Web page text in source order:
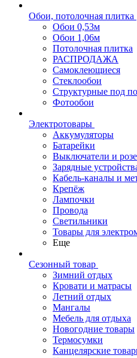
Обои, потолочная плитка
Обои 0,53м
Обои 1,06м
Потолочная плитка
РАСПРОДАЖА
Самоклеющиеся
Стеклообои
Структурные под
Фотообои
Электротовары
Аккумуляторы
Батарейки
Выключатели и
Зарядные
Кабель-каналы и
Крепёж
Лампочки
Провода
Светильники
Товары для
Еще
Сезонный товар
Зимний отдых
Кровати и матрасы
Летний отдых
Мангалы
Мебель для отдыха
Новогодние товары
Термосумки
Канцелярские